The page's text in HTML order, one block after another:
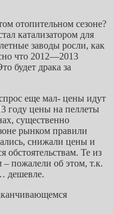
отопительном сезоне?
катализатором для
заводы росли, как
что 2012—2013
будет драка за
еще мал- цены идут
году цены на пеллеты
существенно
рынком правили
снижали цены и
обстоятельствам. Те из
– пожалели об этом, т.к.
дешевле.